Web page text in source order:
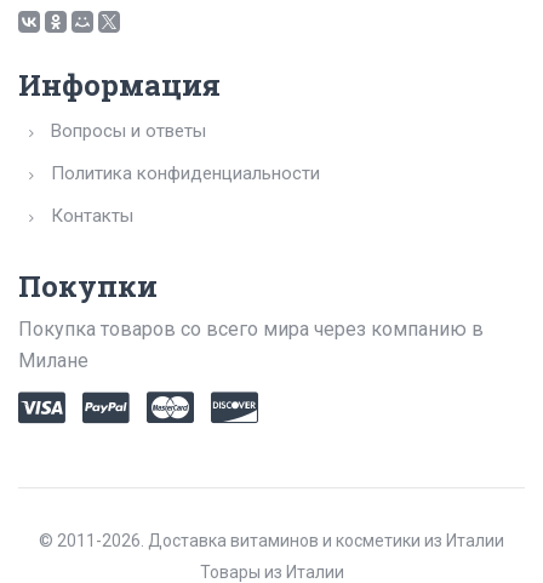
Информация
Вопросы и ответы
Политика конфиденциальности
Контакты
Покупки
Покупка товаров со всего мира через компанию в
Милане
© 2011-2026. Доставка витаминов и косметики из Италии
Товары из Италии